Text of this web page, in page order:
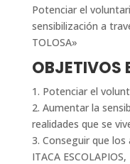
Potenciar el
sensibilización a
TOLOSA»
OBJETIVOS
1. Potenciar el
2. Aumentar la
realidades que se
3. Conseguir que
ITACA